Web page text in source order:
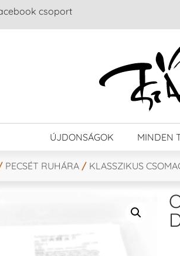
csoport
ÚJDONSÁGOK MINDEN
PECSÉT RUHÁRA / KLASSZIKUS